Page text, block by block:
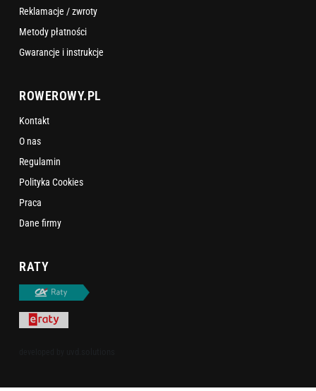
Reklamacje / zwroty
Metody płatności
Gwarancje i instrukcje
ROWEROWY.PL
Kontakt
O nas
Regulamin
Polityka Cookies
Praca
Dane firmy
RATY